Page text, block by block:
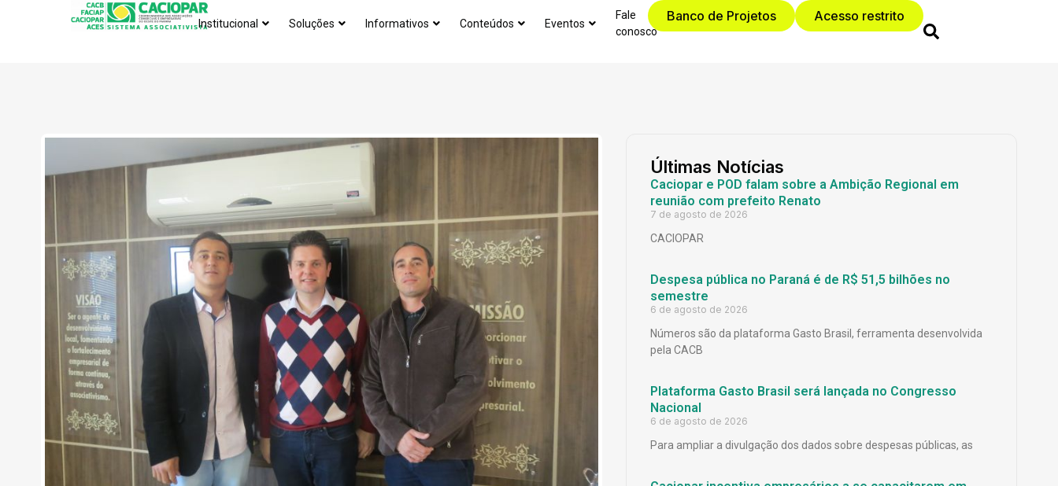
Institucional Soluções Informativos Conteúdos Eventos
Fale
conosco
Banco de Projetos Acesso restrito
Últimas Notícias
Caciopar e POD falam sobre a Ambição Regional em
reunião com prefeito Renato
7 de agosto de 2026
CACIOPAR
Despesa pública no Paraná é de R$ 51,5 bilhões no
semestre
6 de agosto de 2026
Números são da plataforma Gasto Brasil, ferramenta desenvolvida
pela CACB
Plataforma Gasto Brasil será lançada no Congresso
Nacional
6 de agosto de 2026
Para ampliar a divulgação dos dados sobre despesas públicas, as